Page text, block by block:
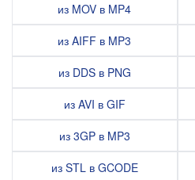
из MOV в MP4
из AIFF в MP3
из DDS в PNG
из AVI в GIF
из 3GP в MP3
из STL в GCODE